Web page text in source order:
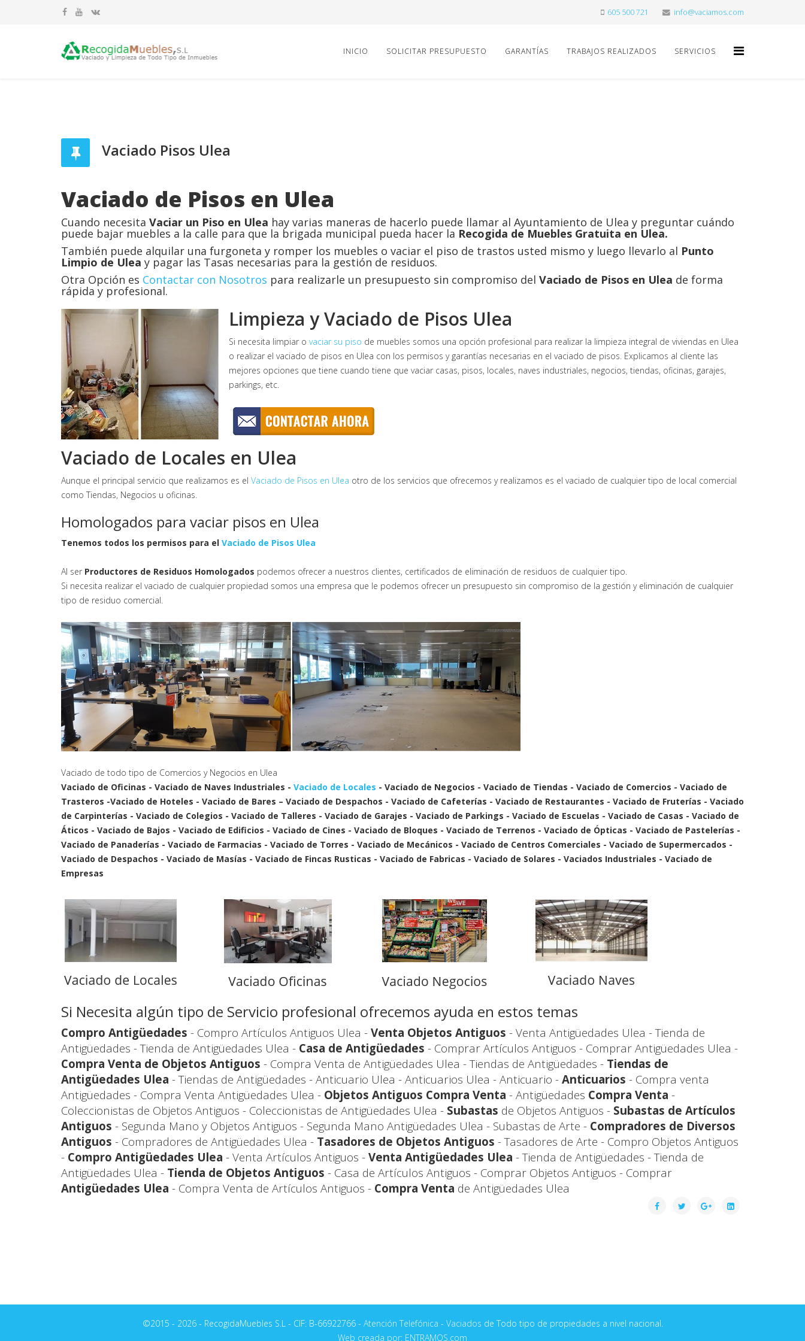
605 500 721 info@vaciamos.com
INICIO SOLICITAR PRESUPUESTO GARANTÍAS TRABAJOS REALIZADOS SERVICIOS
Vaciado Pisos Ulea
Vaciado de Pisos en Ulea
Cuando necesita Vaciar un Piso en Ulea hay varias maneras de hacerlo puede llamar al Ayuntamiento de Ulea y preguntar cuándo
puede bajar muebles a la calle para que la brigada municipal pueda hacer la Recogida de Muebles Gratuita en Ulea.
También puede alquilar una furgoneta y romper los muebles o vaciar el piso de trastos usted mismo y luego llevarlo al Punto
Limpio de Ulea y pagar las Tasas necesarias para la gestión de residuos.
Otra Opción es Contactar con Nosotros para realizarle un presupuesto sin compromiso del Vaciado de Pisos en Ulea de forma
rápida y profesional.
Limpieza y Vaciado de Pisos Ulea
Si necesita limpiar o vaciar su piso de muebles somos una opción profesional para realizar la limpieza integral de viviendas en Ulea
o realizar el vaciado de pisos en Ulea con los permisos y garantías necesarias en el vaciado de pisos. Explicamos al cliente las
mejores opciones que tiene cuando tiene que vaciar casas, pisos, locales, naves industriales, negocios, tiendas, oficinas, garajes,
parkings, etc.
Vaciado de Locales en Ulea
Aunque el principal servicio que realizamos es el Vaciado de Pisos en Ulea otro de los servicios que ofrecemos y realizamos es el vaciado de cualquier tipo de local comercial
como Tiendas, Negocios u oficinas.
Homologados para vaciar pisos en Ulea
Tenemos todos los permisos para el Vaciado de Pisos Ulea
Al ser Productores de Residuos Homologados podemos ofrecer a nuestros clientes, certificados de eliminación de residuos de cualquier tipo.
Si necesita realizar el vaciado de cualquier propiedad somos una empresa que le podemos ofrecer un presupuesto sin compromiso de la gestión y eliminación de cualquier
tipo de residuo comercial.
Vaciado de todo tipo de Comercios y Negocios en Ulea
Vaciado de Oficinas - Vaciado de Naves Industriales - Vaciado de Locales - Vaciado de Negocios - Vaciado de Tiendas - Vaciado de Comercios - Vaciado de
Trasteros -Vaciado de Hoteles - Vaciado de Bares – Vaciado de Despachos - Vaciado de Cafeterías - Vaciado de Restaurantes - Vaciado de Fruterías - Vaciado
de Carpinterías - Vaciado de Colegios - Vaciado de Talleres - Vaciado de Garajes - Vaciado de Parkings - Vaciado de Escuelas - Vaciado de Casas - Vaciado de
Áticos - Vaciado de Bajos - Vaciado de Edificios - Vaciado de Cines - Vaciado de Bloques - Vaciado de Terrenos - Vaciado de Ópticas - Vaciado de Pastelerías -
Vaciado de Panaderías - Vaciado de Farmacias - Vaciado de Torres - Vaciado de Mecánicos - Vaciado de Centros Comerciales - Vaciado de Supermercados -
Vaciado de Despachos - Vaciado de Masías - Vaciado de Fincas Rusticas - Vaciado de Fabricas - Vaciado de Solares - Vaciados Industriales - Vaciado de
Empresas
Si Necesita algún tipo de Servicio profesional ofrecemos ayuda en estos temas
Compro Antigüedades - Compro Artículos Antiguos Ulea - Venta Objetos Antiguos - Venta Antigüedades Ulea - Tienda de
Antigüedades - Tienda de Antigüedades Ulea - Casa de Antigüedades - Comprar Artículos Antiguos - Comprar Antigüedades Ulea -
Compra Venta de Objetos Antiguos - Compra Venta de Antigüedades Ulea - Tiendas de Antigüedades - Tiendas de
Antigüedades Ulea - Tiendas de Antigüedades - Anticuario Ulea - Anticuarios Ulea - Anticuario - Anticuarios - Compra venta
Antigüedades - Compra Venta Antigüedades Ulea - Objetos Antiguos Compra Venta - Antigüedades Compra Venta -
Coleccionistas de Objetos Antiguos - Coleccionistas de Antigüedades Ulea - Subastas de Objetos Antiguos - Subastas de Artículos
Antiguos - Segunda Mano y Objetos Antiguos - Segunda Mano Antigüedades Ulea - Subastas de Arte - Compradores de Diversos
Antiguos - Compradores de Antigüedades Ulea - Tasadores de Objetos Antiguos - Tasadores de Arte - Compro Objetos Antiguos
- Compro Antigüedades Ulea - Venta Artículos Antiguos - Venta Antigüedades Ulea - Tienda de Antigüedades - Tienda de
Antigüedades Ulea - Tienda de Objetos Antiguos - Casa de Artículos Antiguos - Comprar Objetos Antiguos - Comprar
Antigüedades Ulea - Compra Venta de Artículos Antiguos - Compra Venta de Antigüedades Ulea
©2015 - 2026 - RecogidaMuebles S.L - CIF: B-66922766 - Atención Telefónica - Vaciados de Todo tipo de propiedades a nivel nacional.
Web creada por: ENTRAMOS.com